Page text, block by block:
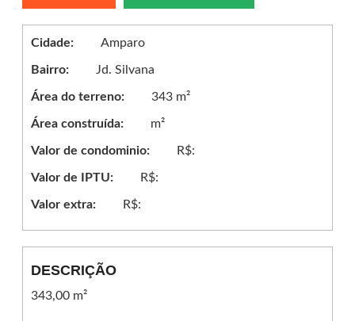
Cidade: Amparo
Bairro: Jd. Silvana
Área do terreno: 343 m²
Área construída: m²
Valor de condominio: R$:
Valor de IPTU: R$:
Valor extra: R$:
DESCRIÇÃO
343,00 m²